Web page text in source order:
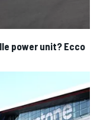
power unit? Ecco